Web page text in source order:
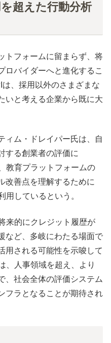
超えた行動分析
トフォームに留まらず、将
ロバイダーへと進化するこ
、採用以外のさまざまな
いと考える企業から既に大
ィム・ドレイパー氏は、自
する創業者の評価に
教育プラットフォームの
改善点を理解するために
用しているという。
来的にクレジット履歴が
など、多岐にわたる場面で
用される可能性を示唆して
、人事領域を超え、より
、社会全体の評価システム
フラとなることが期待され